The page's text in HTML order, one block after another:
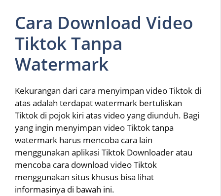
Cara Download Video
Tiktok Tanpa
Watermark
Kekurangan dari cara menyimpan video Tiktok di
atas adalah terdapat watermark bertuliskan
Tiktok di pojok kiri atas video yang diunduh. Bagi
yang ingin menyimpan video Tiktok tanpa
watermark harus mencoba cara lain
menggunakan aplikasi Tiktok Downloader atau
mencoba cara download video Tiktok
menggunakan situs khusus bisa lihat
informasinya di bawah ini.